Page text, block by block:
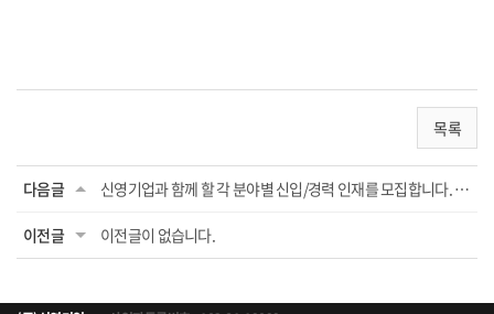
목록
다음글 신영기업과 함께 할 각 분야별 신입/경력 인재를 모집합니다. (마감)
이전글 이전글이 없습니다.